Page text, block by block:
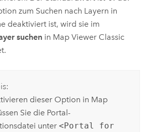
zum Suchen nach Layern in
deaktiviert ist, wird sie im
suchen in Map Viewer Classic
dieser Option in Map
Sie die Portal-
unter <Portal for